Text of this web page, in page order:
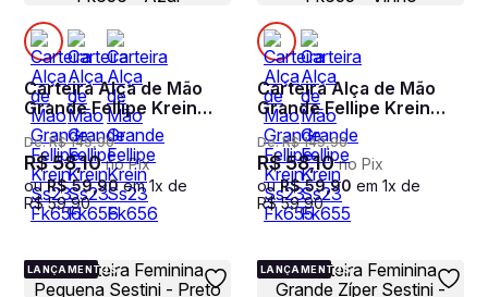
Carteira Alça de Mão
Grande Fellipe Krein
Ss23 Fk656 - Azul
De:R$ 149,90
R$58,10no Pix
ouR$ 59,90em1x de
R$ 59,90
Carteira Alça de Mão
Grande Fellipe Krein
Ss23 Fk655 - Vinho
De:R$ 149,90
R$58,10no Pix
ouR$ 59,90 em 1x de
R$ 59,90
LANÇAMENTOS LANÇAMENTOS